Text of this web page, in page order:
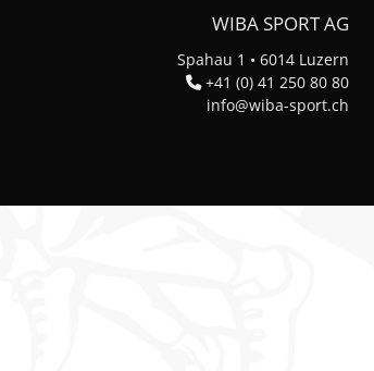
Technische Dokumentation
Training • Vereinsbedarf
WIBA SPORT AG
Spahau 1 • 6014 Luzern
+41 (0) 41 250 80 80
info@wiba-sport.ch